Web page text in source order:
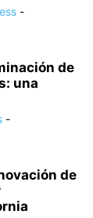
-
de
una
-
de